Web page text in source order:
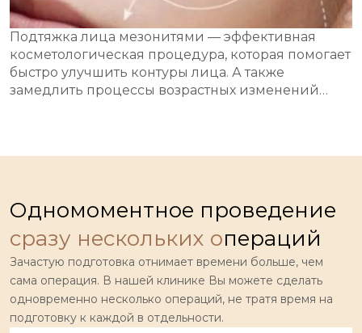
Подтяжка лица мезонитями — эффективная
косметологическая процедура, которая помогает
быстро улучшить контуры лица. А также
замедлить процессы возрастных изменений
Одномоментное проведение
сразу нескольких операций
Зачастую подготовка отнимает времени больше, чем
сама операция. В нашей клинике Вы можете сделать
одновременно несколько операций, не тратя время на
подготовку к каждой в отдельности.